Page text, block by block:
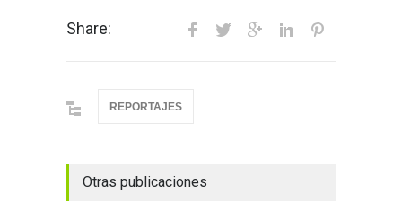
Share:
REPORTAJES
Otras publicaciones